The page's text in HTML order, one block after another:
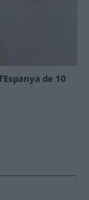
de 10